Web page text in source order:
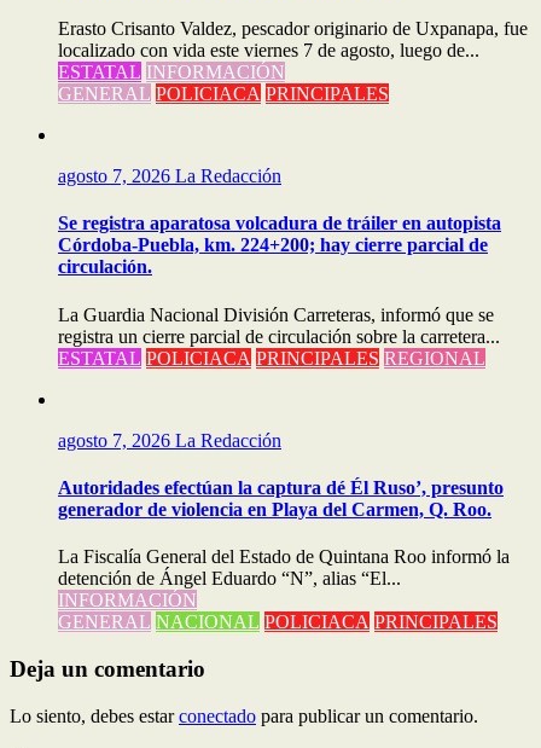
Erasto Crisanto Valdez, pescador originario de Uxpanapa, fue
localizado con vida este viernes 7 de agosto, luego de...
ESTATAL INFORMACIÓN
GENERAL POLICIACA PRINCIPALES
agosto 7, 2026 La Redacción
Se registra aparatosa volcadura de tráiler en autopista
Córdoba-Puebla, km. 224+200; hay cierre parcial de
circulación.
La Guardia Nacional División Carreteras, informó que se
registra un cierre parcial de circulación sobre la carretera...
ESTATAL POLICIACA PRINCIPALES REGIONAL
agosto 7, 2026 La Redacción
Autoridades efectúan la captura dé Él Ruso’, presunto
generador de violencia en Playa del Carmen, Q. Roo.
La Fiscalía General del Estado de Quintana Roo informó la
detención de Ángel Eduardo “N”, alias “El...
INFORMACIÓN
GENERAL NACIONAL POLICIACA PRINCIPALES
Deja un comentario
Lo siento, debes estarconectado para publicar un comentario.